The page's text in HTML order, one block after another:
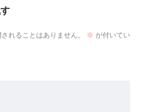
れることはありません。 ※ が付いてい